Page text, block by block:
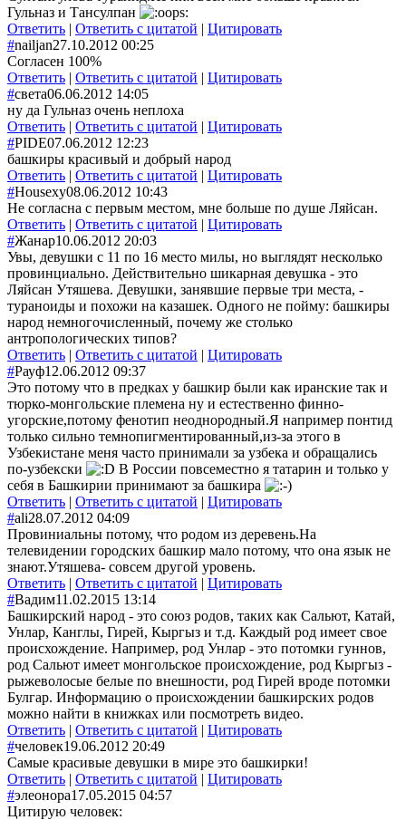
Гульназ и Тансулпан
Ответить | Ответить с цитатой | Цитировать
#nailjan27.10.2012 00:25
Согласен 100%
Ответить | Ответить с цитатой | Цитировать
#света06.06.2012 14:05
ну да Гульназ очень неплоха
Ответить | Ответить с цитатой | Цитировать
#PIDE07.06.2012 12:23
башкиры красивый и добрый народ
Ответить | Ответить с цитатой | Цитировать
#Housexy08.06.2012 10:43
Не согласна с первым местом, мне больше по душе Ляйсан.
Ответить | Ответить с цитатой | Цитировать
#Жанар10.06.2012 20:03
Увы, девушки с 11 по 16 место милы, но выглядят несколько
провинциально. Действительно шикарная девушка - это
Ляйсан Утяшева. Девушки, занявшие первые три места, -
тураноиды и похожи на казашек. Одного не пойму: башкиры
народ немногочисленный, почему же столько
антропологических типов?
Ответить | Ответить с цитатой | Цитировать
#Рауф12.06.2012 09:37
Это потому что в предках у башкир были как иранские так и
тюрко-монгольские племена ну и естественно финно-
угорские,потому фенотип неоднородный.Я например понтид
только сильно темнопигментированный,из-за этого в
Узбекистане меня часто принимали за узбека и обращались
по-узбекски
В России повсеместно я татарин и только у
себя в Башкирии принимают за башкира
Ответить | Ответить с цитатой | Цитировать
#ali28.07.2012 04:09
Провиниальны потому, что родом из деревень.На
телевидении городских башкир мало потому, что она язык не
знают.Утяшева- совсем другой уровень.
Ответить | Ответить с цитатой | Цитировать
#Вадим11.02.2015 13:14
Башкирский народ - это союз родов, таких как Сальют, Катай,
Унлар, Канглы, Гирей, Кыргыз и т.д. Каждый род имеет свое
происхождение. Например, род Унлар - это потомки гуннов,
род Сальют имеет монгольское происхождение, род Кыргыз -
рыжеволосые белые по внешности, род Гирей вроде потомки
Булгар. Информацию о происхождении башкирских родов
можно найти в книжках или посмотреть видео.
Ответить | Ответить с цитатой | Цитировать
#человек19.06.2012 20:49
Самые красивые девушки в мире это башкирки!
Ответить | Ответить с цитатой | Цитировать
#элеонора17.05.2015 04:57
Цитирую человек: